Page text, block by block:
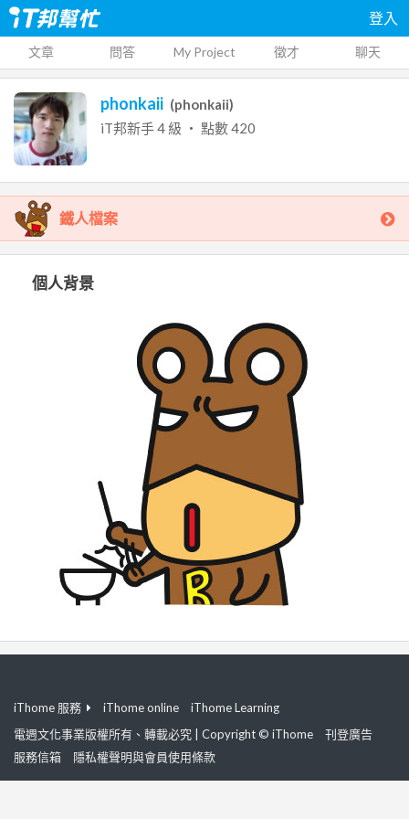
登入
文章 問答 My Project 徵才 聊天
phonkaii (phonkaii)
iT邦新手4 級 ‧ 點數420
鐵人檔案
個人背景
iThome 服務 iThome online
iThome Learning
電週文化事業版權所有、轉載必究 | Copyright © iThome
刊登廣告
服務信箱
隱私權聲明與會員使用條款